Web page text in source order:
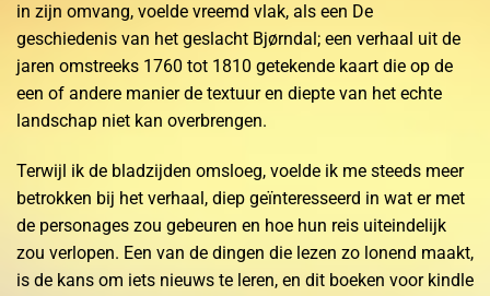
in zijn omvang, voelde vreemd vlak, als een De
geschiedenis van het geslacht Bjørndal; een verhaal uit de
jaren omstreeks 1760 tot 1810 getekende kaart die op de
een of andere manier de textuur en diepte van het echte
landschap niet kan overbrengen.
Terwijl ik de bladzijden omsloeg, voelde ik me steeds meer
betrokken bij het verhaal, diep geïnteresseerd in wat er met
de personages zou gebeuren en hoe hun reis uiteindelijk
zou verlopen. Een van de dingen die lezen zo lonend maakt,
is de kans om iets nieuws te leren, en dit boeken voor kindle